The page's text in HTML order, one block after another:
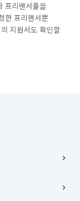
프리랜서풀을
한 프리랜서뿐
지원서도 확인할
윈트리빌딩) B동 5층
층, 8층 미소